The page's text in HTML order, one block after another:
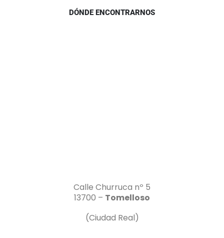
DÓNDE ENCONTRARNOS
Calle Churruca nº 5
13700 – Tomelloso
(Ciudad Real)